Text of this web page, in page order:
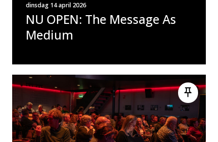
NU OPEN: The Message As
Medium
dinsdag 14 april 2026